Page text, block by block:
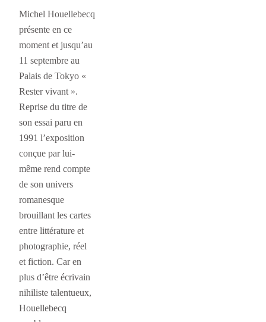
Michel Houellebecq
présente en ce
moment et jusqu’au
11 septembre au
Palais de Tokyo «
Rester vivant ».
Reprise du titre de
son essai paru en
1991 l’exposition
conçue par lui-
même rend compte
de son univers
romanesque
brouillant les cartes
entre littérature et
photographie, réel
et fiction. Car en
plus d’être écrivain
nihiliste talentueux,
Houellebecq